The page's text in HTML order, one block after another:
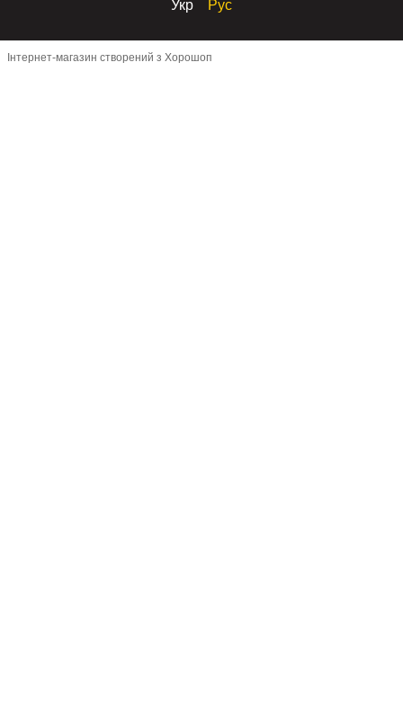
Укр Рус
Інтернет-магазин створений з Хорошоп